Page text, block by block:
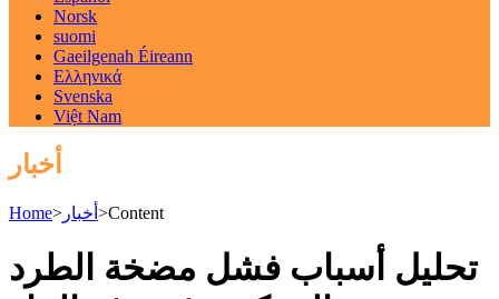
Norsk
suomi
Gaeilgenah Éireann
Ελληνικά
Svenska
Việt Nam
أخبار
Home> أخبار >Content
تحليل أسباب فشل مضخة الطرد